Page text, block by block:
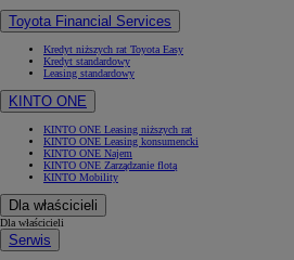
Toyota Financial Services
Kredyt niższych rat Toyota Easy
Kredyt standardowy
Leasing standardowy
KINTO ONE
KINTO ONE Leasing niższych rat
KINTO ONE Leasing konsumencki
KINTO ONE Najem
KINTO ONE Zarządzanie flotą
KINTO Mobility
Dla właścicieli
Dla właścicieli
Serwis